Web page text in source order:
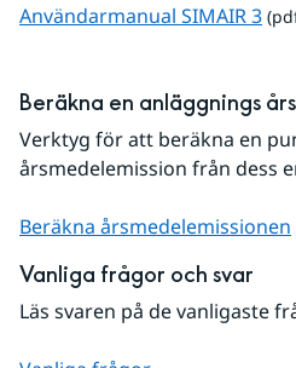
Användarmanual SIMAIR 3
Beräkna en anläggnings
Verktyg för att beräkna en
årsmedelemission från dess
Beräkna årsmedelemissionen
Vanliga frågor och svar
Läs svaren på de vanligaste